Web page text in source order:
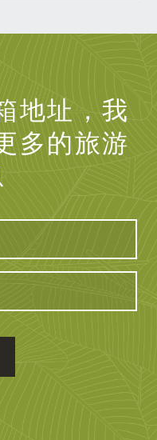
地址，我
多的旅游